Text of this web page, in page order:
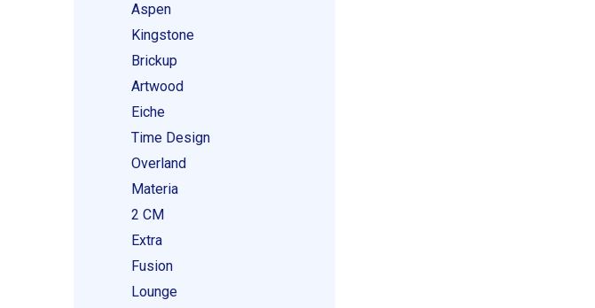
Aspen
Kingstone
Brickup
Artwood
Eiche
Time Design
Overland
Materia
2 CM
Extra
Fusion
Lounge